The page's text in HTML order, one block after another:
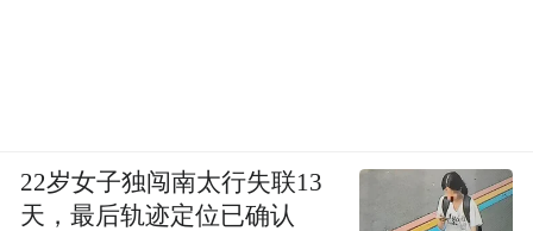
22岁女子独闯南太行失联13
天，最后轨迹定位已确认